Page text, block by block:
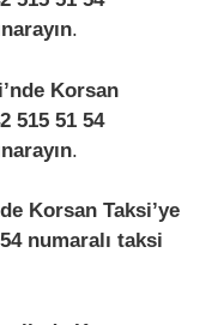
.
Korsan
515 51 54
.
Korsan Taksi’ye
numaralı taksi